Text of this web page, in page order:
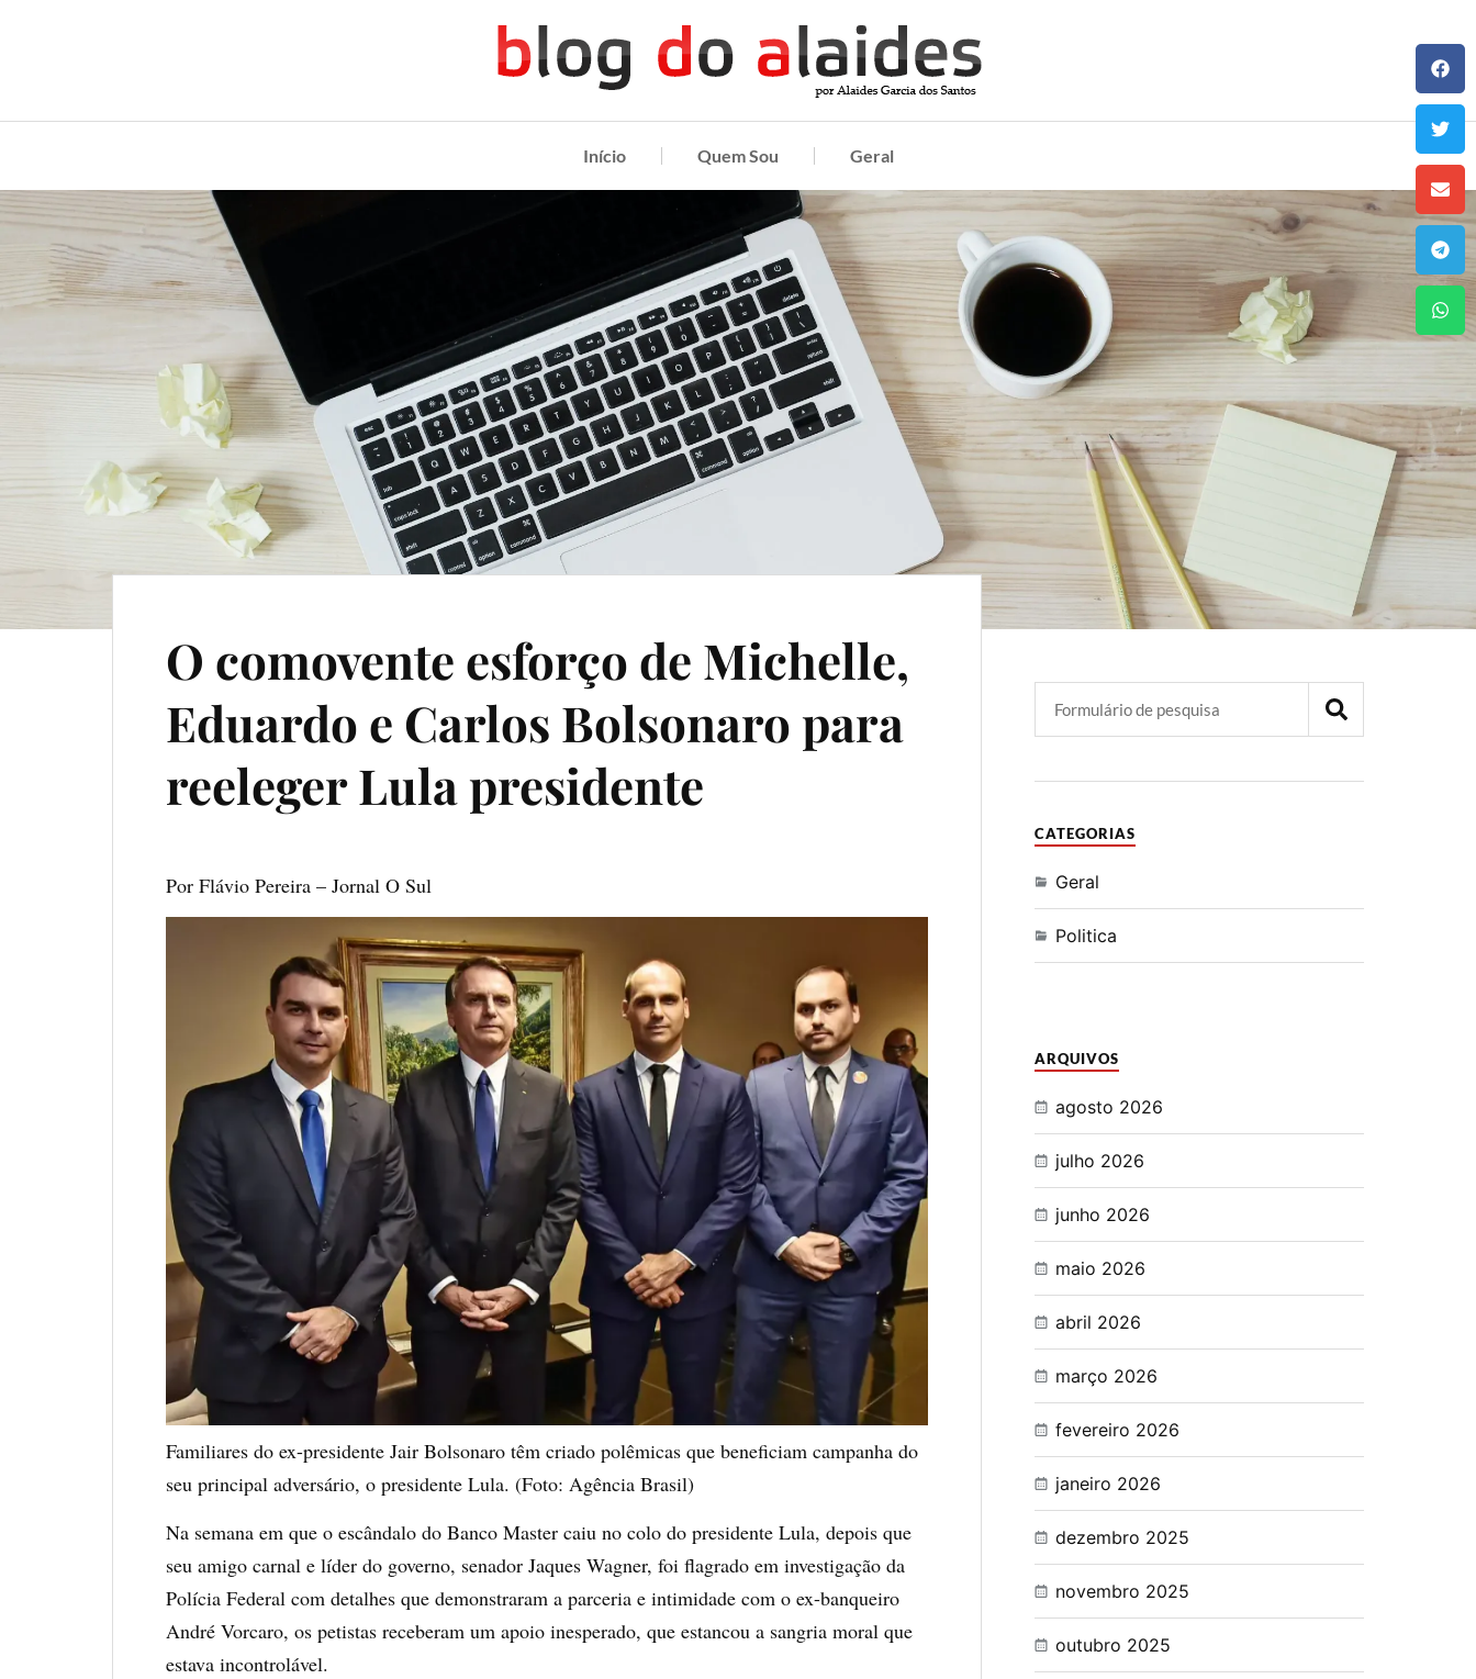
Início Quem Sou Geral
O comovente esforço de Michelle,
Eduardo e Carlos Bolsonaro para
reeleger Lula presidente
Por Flávio Pereira – Jornal O Sul
Familiares do ex-presidente Jair Bolsonaro têm criado polêmicas que beneficiam campanha do
seu principal adversário, o presidente Lula. (Foto: Agência Brasil)
Na semana em que o escândalo do Banco Master caiu no colo do presidente Lula, depois que
seu amigo carnal e líder do governo, senador Jaques Wagner, foi flagrado em investigação da
Polícia Federal com detalhes que demonstraram a parceria e intimidade com o ex-banqueiro
André Vorcaro, os petistas receberam um apoio inesperado, que estancou a sangria moral que
estava incontrolável.
CATEGORIAS
Geral
Politica
ARQUIVOS
agosto 2026
julho 2026
junho 2026
maio 2026
abril 2026
março 2026
fevereiro 2026
janeiro 2026
dezembro 2025
novembro 2025
outubro 2025